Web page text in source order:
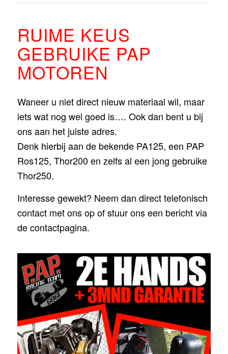
RUIME KEUS
GEBRUIKE PAP
MOTOREN
Waneer u niet direct nieuw materiaal wil, maar
iets wat nog wel goed is…. Ook dan bent u bij
ons aan het juiste adres.
Denk hierbij aan de bekende PA125, een PAP
Ros125, Thor200 en zelfs al een jong gebruike
Thor250.
Interesse gewekt? Neem dan direct telefonisch
contact met ons op of stuur ons een bericht via
de contactpagina.